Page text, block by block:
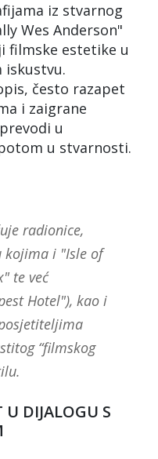
iz stvarnog
Wes Anderson"
filmske estetike u
iskustvu.
često razapet
i zaigrane
u
u stvarnosti.
radionice,
kojima i "Isle of
te već
Hotel"), kao i
“filmskog
DIJALOGU S